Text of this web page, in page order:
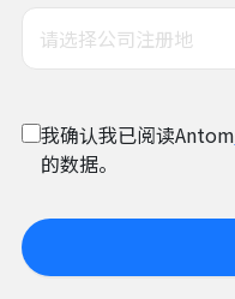
请选择公司注册地
我确认我已阅读Antom
的数据。